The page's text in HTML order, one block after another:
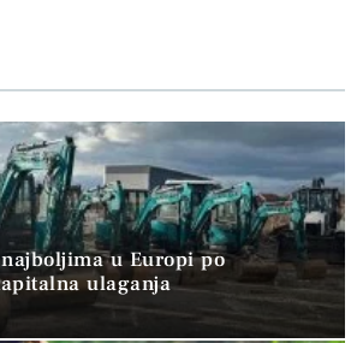
u Europi po
ulaganja